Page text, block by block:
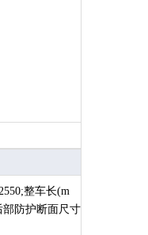
整车长(m
部防护断面尺寸